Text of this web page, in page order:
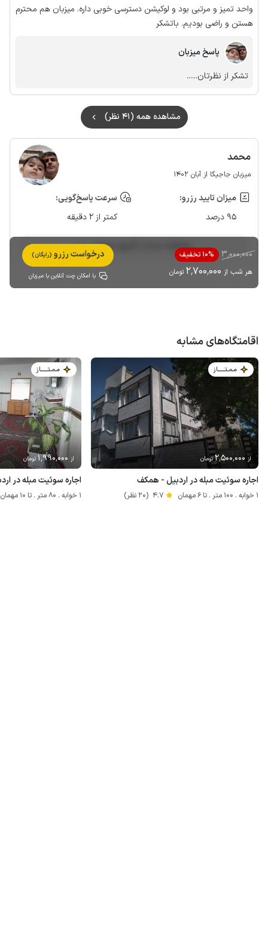
واحد تمیز و مرتبی بود و لوکیشن دسترسی خوبی داره. میزبان هم محترم
هستن و راضی بودیم. باتشکر
پاسخ میزبان
تشکر از نظرتان......
مشاهده همه (41 نظر)
محمد
میزبان جاجیگا از آبان 1402
میزان تایید رزرو:
95 درصد
سرعت پاسخ‌گویی:
کمتر از 2 دقیقه
مشاهده حساب کاربری میزبان
3٬000٬000
10% تخفیف
هر شب از 2٬700٬000 تومان
درخواست رزرو (رایگان)
با امکان چت آنلاین با میزبان
اقامتگاه‌های مشابه
مـمـتــــــاز
از 2٬500٬000تومان
اجاره سوئیت مبله در اردبیل - همکف
1 خوابه . 100 متر . تا 6 مهمان 4.7 (20 نظر)
مـمـتــــــاز
از 1٬990٬000 تومان
اجاره سوئیت مبله در
1 خوابه . 80 متر . تا 10 مهمان